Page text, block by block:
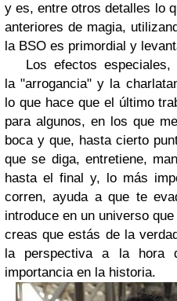
y es, entre otros detalles lo
anteriores de magia,
la BSO es primordial y
Los efectos especiales,
la "arrogancia" y la
lo que hace que el último
para algunos, en los que
boca y que, hasta cierto
que se diga, entretiene,
hasta el final y, lo más
corren, ayuda a que te
introduce en un universo
creas que estás de la
la perspectiva a la hora
importancia en la historia.